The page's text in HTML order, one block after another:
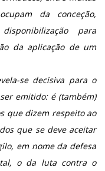
da conceção,
para
da aplicação de um
se decisiva para o
emitido: é (também)
que dizem respeito ao
que se deve aceitar
em nome da defesa
o da luta contra o